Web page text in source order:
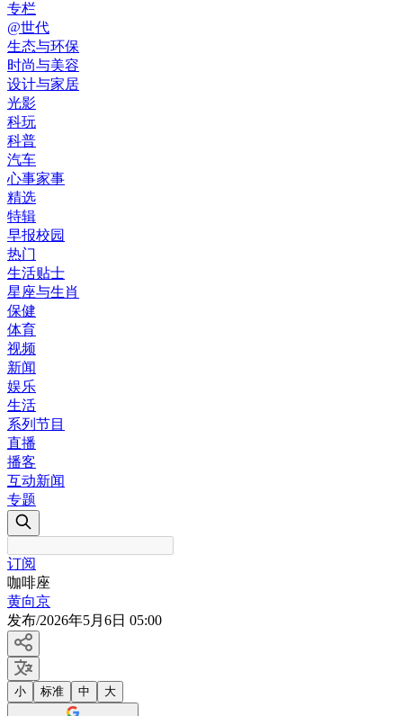
专栏
@世代
生态与环保
时尚与美容
设计与家居
光影
科玩
科普
汽车
心事家事
精选
特辑
早报校园
热门
生活贴士
星座与生肖
保健
体育
视频
新闻
娱乐
生活
系列节目
直播
播客
互动新闻
专题
订阅
咖啡座
黄向京
发布/2026年5月6日 05:00
小 标准 中 大